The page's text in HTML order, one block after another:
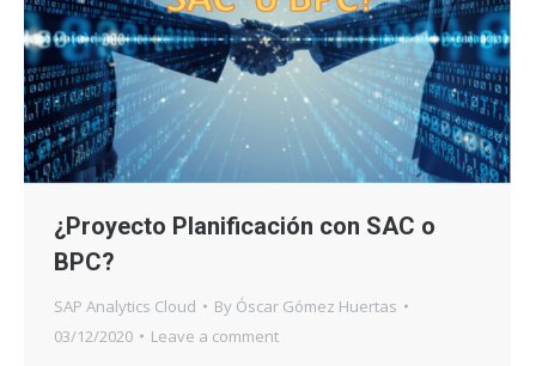
¿Proyecto Planificación con SAC o
BPC?
SAP Analytics Cloud By Óscar Gómez Huertas
03/12/2020
Leave a comment